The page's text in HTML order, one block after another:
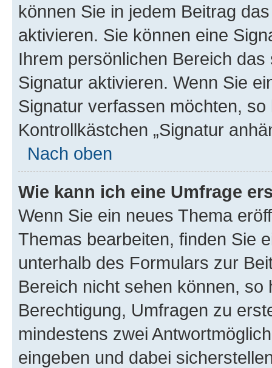
können Sie in jedem Beitrag
aktivieren. Sie können eine
Ihrem persönlichen Bereich
Signatur aktivieren. Wenn Sie
Signatur verfassen möchten,
Kontrollkästchen „Signatur
Nach oben
Wie kann ich eine Umfrage
Wenn Sie ein neues Thema
Themas bearbeiten, finden Sie
unterhalb des Formulars zur
Bereich nicht sehen können,
Berechtigung, Umfragen zu
mindestens zwei
eingeben und dabei